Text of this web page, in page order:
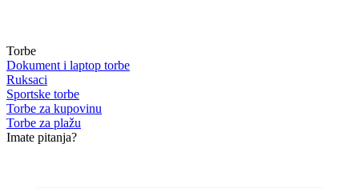
Torbe
Dokument i laptop torbe
Ruksaci
Sportske torbe
Torbe za kupovinu
Torbe za plažu
Imate pitanja?